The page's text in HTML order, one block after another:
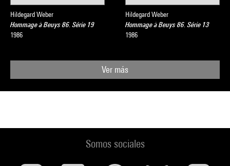
Hildegard Weber
Hommage à Beuys 86. Série 19
1986
Hildegard Weber
Hommage à Beuys 86. Série 13
1986
Ver más
Somos sociales